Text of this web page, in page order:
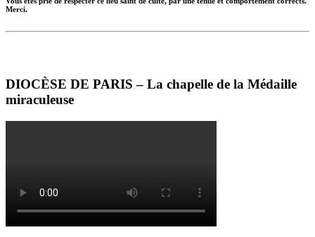
Merci.
DIOCÈSE DE PARIS – La chapelle de la Médaille
miraculeuse